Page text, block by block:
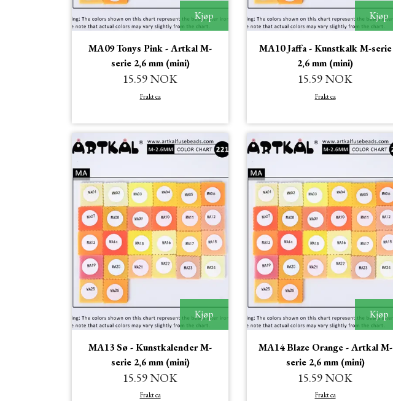
Kjøp
MA09 Tonys Pink - Artkal M-
serie 2,6 mm (mini)
15.59 NOK
Frakt ca
Kjøp
MA10 Jaffa - Kunstkalk M-serie
2,6 mm (mini)
15.59 NOK
Frakt ca
Kjøp
MA13 Sø - Kunstkalender M-
serie 2,6 mm (mini)
15.59 NOK
Frakt ca
Kjøp
MA14 Blaze Orange - Artkal M-
serie 2,6 mm (mini)
15.59 NOK
Frakt ca